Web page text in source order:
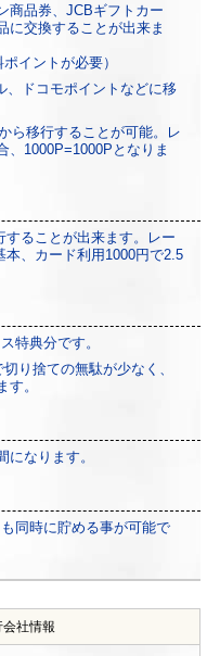
商品券、JCBギフトカー
に交換することが出来ま
イントが必要）
、ドコモポイントなどに移
ら移行することが可能。レ
、1000P=1000Pとなりま
ることが出来ます。レー
本、カード利用1000円で2.5
特典分です。
り捨ての無駄が少なく、
。
なります。
同時に貯める事が可能で
社情報